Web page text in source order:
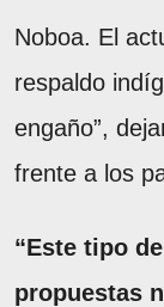
Noboa. El
respaldo
engaño”,
frente a los
“Este tipo
propuestas